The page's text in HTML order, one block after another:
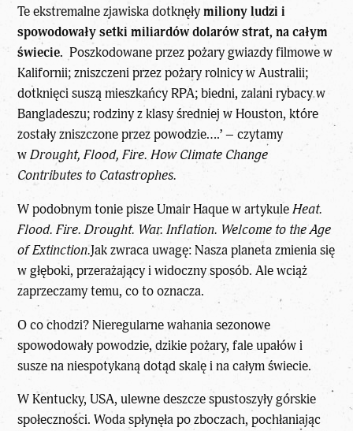
Te ekstremalne zjawiska dotknęłymiliony ludzi i
spowodowały setki miliardów dolarów strat, na całym
świecie. Poszkodowane przez pożary gwiazdy filmowe w
Kalifornii; zniszczeni przez pożary rolnicy w Australii;
dotknięci suszą mieszkańcy RPA; biedni, zalani rybacy w
Bangladeszu; rodziny z klasy średniej w Houston, które
zostały zniszczone przez powodzie….’ – czytamy
wDrought, Flood, Fire. How Climate Change
Contributes to Catastrophes.
W podobnym tonie pisze Umair Haque w artykuleHeat.
Flood. Fire. Drought. War. Inflation. Welcome to the Age
of Extinction.Jak zwraca uwagę: Nasza planeta zmienia się
w głęboki, przerażający i widoczny sposób. Ale wciąż
zaprzeczamy temu, co to oznacza.
O co chodzi? Nieregularne wahania sezonowe
spowodowały powodzie, dzikie pożary, fale upałów i
susze na niespotykaną dotąd skalę i na całym świecie.
W Kentucky, USA, ulewne deszcze spustoszyły górskie
społeczności. Woda spłynęła po zboczach, pochłaniając